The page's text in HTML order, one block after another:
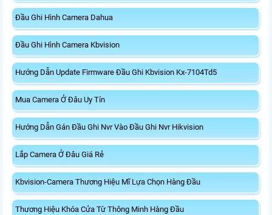
Đầu Ghi Hình Camera Dahua
Đầu Ghi Hình Camera Kbvision
Hướng Dẫn Update Firmware Đầu Ghi Kbvision Kx-7104Td5
Mua Camera Ở Đâu Uy Tín
Hướng Dẫn Gán Đầu Ghi Nvr Vào Đầu Ghi Nvr Hikvision
Lắp Camera Ở Đâu Giá Rẻ
Kbvision-Camera Thương Hiệu Mĩ Lựa Chọn Hàng Đầu
Thương Hiệu Khóa Cửa Từ Thông Minh Hàng Đầu